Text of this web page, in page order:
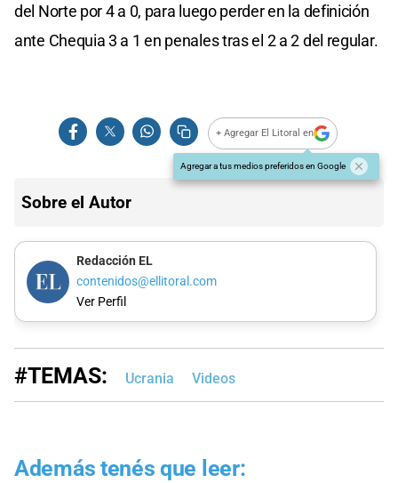
del Norte por 4 a 0, para luego perder en la definición
ante Chequia 3 a 1 en penales tras el 2 a 2 del regular.
+ Agregar El Litoral en
Agregar a tus medios preferidos en Google
Sobre el Autor
Redacción EL
contenidos@ellitoral.com
Ver Perfil
#TEMAS: Ucrania Videos
Además tenés que leer: